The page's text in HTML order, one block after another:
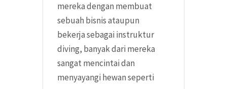
mereka dengan membuat
sebuah bisnis ataupun
bekerja sebagai instruktur
diving, banyak dari mereka
sangat mencintai dan
menyayangi hewan seperti